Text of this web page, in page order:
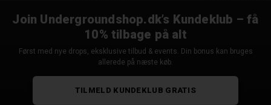
Join Undergroundshop.dk’s Kundeklub – få
10% tilbage på alt
Først med nye drops, eksklusive tilbud & events. Din bonus kan bruges
allerede på næste køb.
TILMELD KUNDEKLUB GRATIS